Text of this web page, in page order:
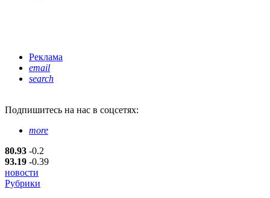
Реклама
email
search
Подпишитесь на нас в соцсетях:
more
80.93 -0.2
93.19 -0.39
новости
Рубрики